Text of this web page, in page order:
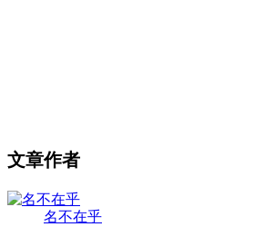
文章作者
名不在乎